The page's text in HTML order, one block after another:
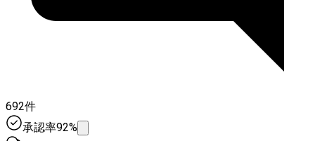
692件
承認率92%